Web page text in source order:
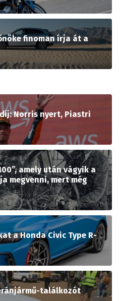
finoman írja át a
Norris nyert, Piastri
amely után vágyik a
megvenni, mert még
a Honda Civic Type R-
találkozót